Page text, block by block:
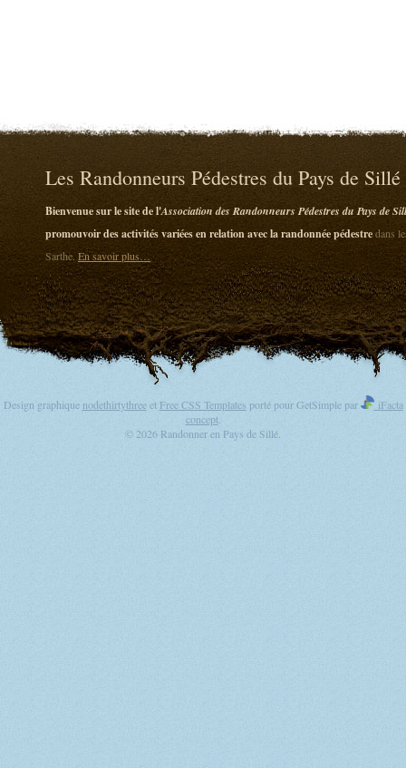
Les Randonneurs Pédestres du Pays de Sillé
Bienvenue sur le site de l'Association des Randonneurs Pédestres du Pays de
promouvoir des activités variées en relation avec la randonnée pédestredans
Sarthe.En savoir plus…
Design graphique nodethirtythreeet Free CSS Templates porté pour GetSimple par
iFacta
concept
© 2026 Randonner en Pays de Sillé.